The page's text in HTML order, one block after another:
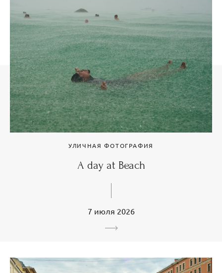
УЛИЧНАЯ ФОТОГРАФИЯ
A day at Beach
7 июля 2026